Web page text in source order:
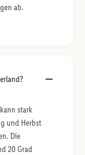
ab.
stark
und Herbst
Die
20 Grad